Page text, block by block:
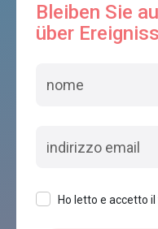
Bleiben Sie
über
Ho letto e accetto